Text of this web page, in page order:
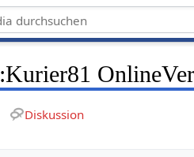
:Kurier81
Diskussion